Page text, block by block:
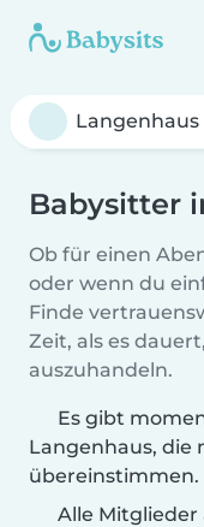
Babysitter
Ob für einen
oder wenn du
Finde
Zeit, als es
auszuhandeln.
Es gibt
Langenhaus, die
übereinstimmen.
Alle Mitglieder